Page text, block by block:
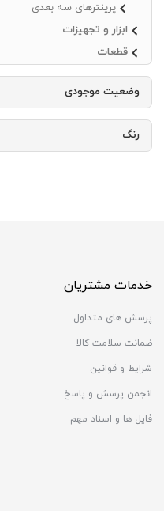
پرینترهای سه بعدی
ابزار و تجهیزات
قطعات
وضعیت موجودی
رنگ
خدمات مشتریان
پرسش های متداول
ضمانت سلامت کالا
شرایط و قوانین
انجمن پرسش و پاسخ
فایل ها و اسناد مهم